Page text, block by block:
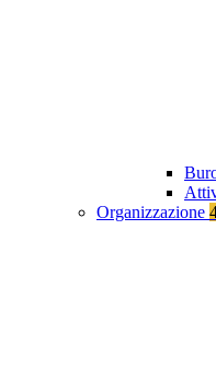
Organizzazione